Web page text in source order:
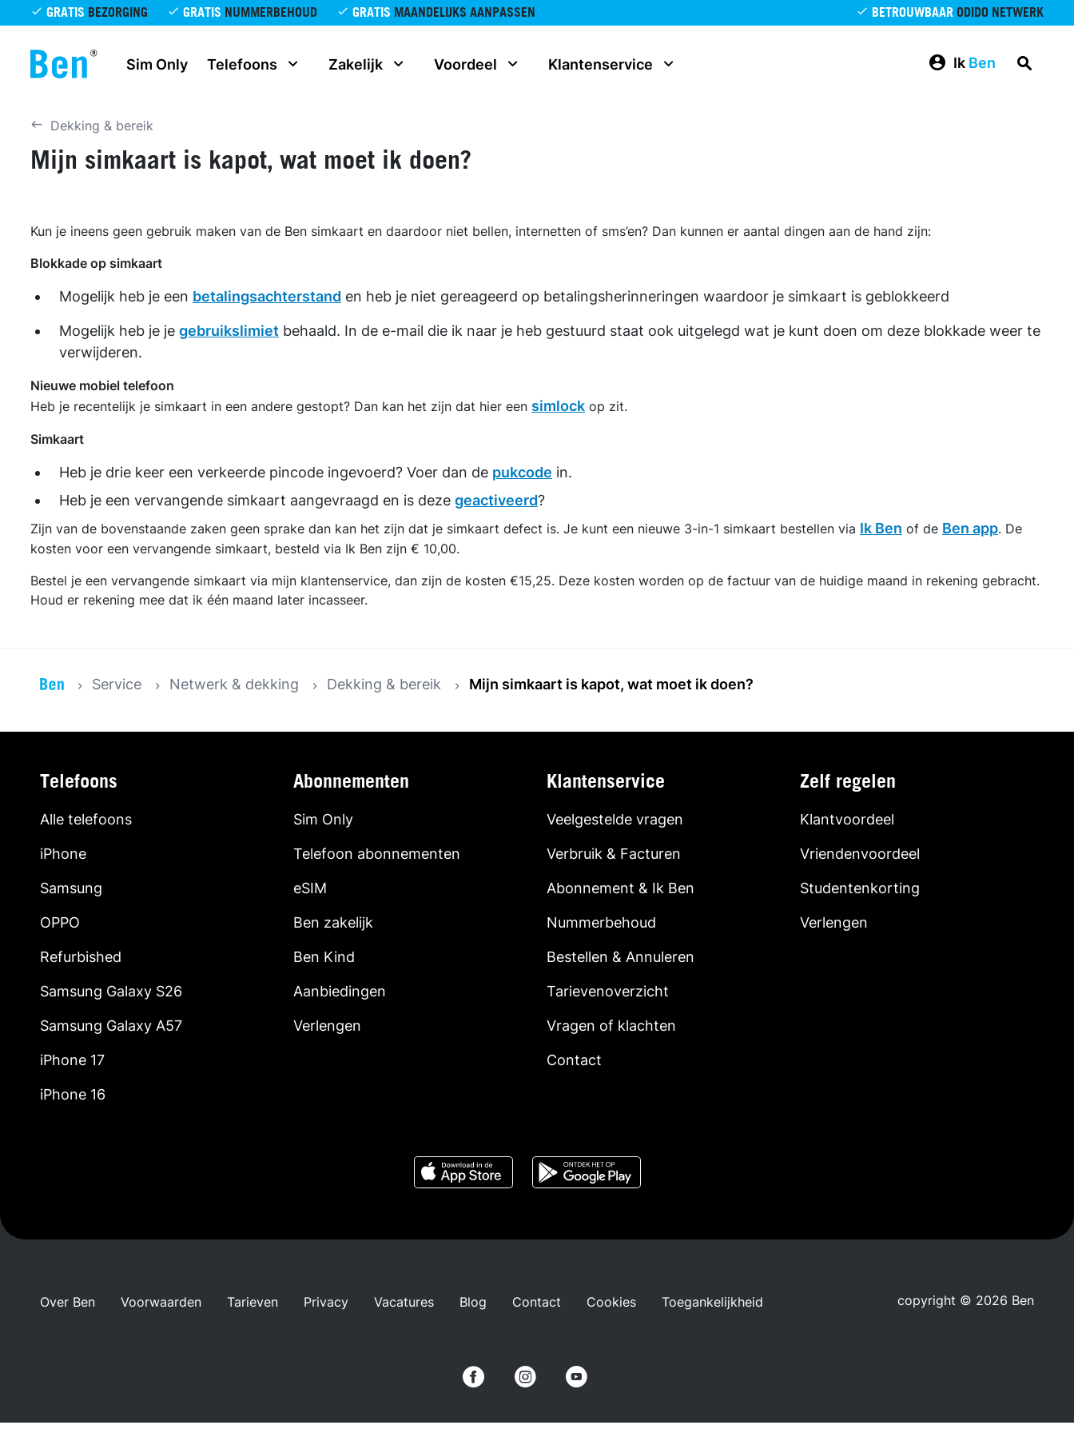
Overslaan en naar de inhoud gaan
GRATIS BEZORGING GRATIS NUMMERBEHOUD GRATIS MAANDELIJKS AANPASSEN BETROUWBAAR ODIDO NETWERK
Sim Only Telefoons Zakelijk Voordeel Klantenservice Ik Ben
Dekking & bereik
Mijn simkaart is kapot, wat moet ik doen?
Kun je ineens geen gebruik maken van de Ben simkaart en daardoor niet bellen, internetten of sms’en? Dan kunnen er aantal dingen aan de hand zijn:
Blokkade op simkaart
Mogelijk heb je een betalingsachterstand en heb je niet gereageerd op betalingsherinneringen waardoor je simkaart is geblokkeerd
Mogelijk heb je je gebruikslimiet behaald. In de e-mail die ik naar je heb gestuurd staat ook uitgelegd wat je kunt doen om deze blokkade weer te
verwijderen.
Nieuwe mobiel telefoon
Heb je recentelijk je simkaart in een andere gestopt? Dan kan het zijn dat hier een simlock op zit.
Simkaart
Heb je drie keer een verkeerde pincode ingevoerd? Voer dan de pukcode in.
Heb je een vervangende simkaart aangevraagd en is deze geactiveerd?
Zijn van de bovenstaande zaken geen sprake dan kan het zijn dat je simkaart defect is. Je kunt een nieuwe 3-in-1 simkaart bestellen via Ik Ben of de Ben app. De
kosten voor een vervangende simkaart, besteld via Ik Ben zijn € 10,00.
Bestel je een vervangende simkaart via mijn klantenservice, dan zijn de kosten €15,25. Deze kosten worden op de factuur van de huidige maand in rekening gebracht.
Houd er rekening mee dat ik één maand later incasseer.
Service Netwerk & dekking Dekking & bereik Mijn simkaart is kapot, wat moet ik doen?
Telefoons
Alle telefoons
iPhone
Samsung
OPPO
Refurbished
Samsung Galaxy S26
Samsung Galaxy A57
iPhone 17
iPhone 16
Abonnementen
Sim Only
Telefoon abonnementen
eSIM
Ben zakelijk
Ben Kind
Aanbiedingen
Verlengen
Klantenservice
Veelgestelde vragen
Verbruik & Facturen
Abonnement & Ik Ben
Nummerbehoud
Bestellen & Annuleren
Tarievenoverzicht
Vragen of klachten
Contact
Zelf regelen
Klantvoordeel
Vriendenvoordeel
Studentenkorting
Verlengen
Over Ben Voorwaarden Tarieven Privacy Vacatures Blog Contact Cookies Toegankelijkheid copyright © 2026 Ben